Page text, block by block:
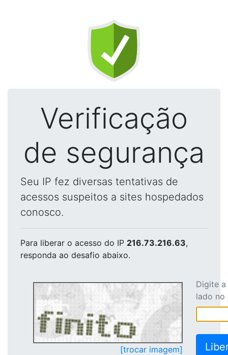
Verificação
de segurança
Seu IP fez diversas tentativas de
acessos suspeitos a sites hospedados
conosco.
Para liberar o acesso do IP 216.73.216.63,
responda ao desafio abaixo.
[trocar imagem]
Digite
lado no